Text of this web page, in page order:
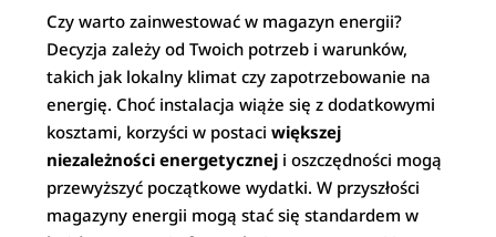
Czy warto zainwestować w magazyn energii?
Decyzja zależy od Twoich potrzeb i warunków,
takich jak lokalny klimat czy zapotrzebowanie na
energię. Choć instalacja wiąże się z dodatkowymi
kosztami, korzyści w postaciwiększej
niezależności energetycznej i oszczędności mogą
przewyższyć początkowe wydatki. W przyszłości
magazyny energii mogą stać się standardem w